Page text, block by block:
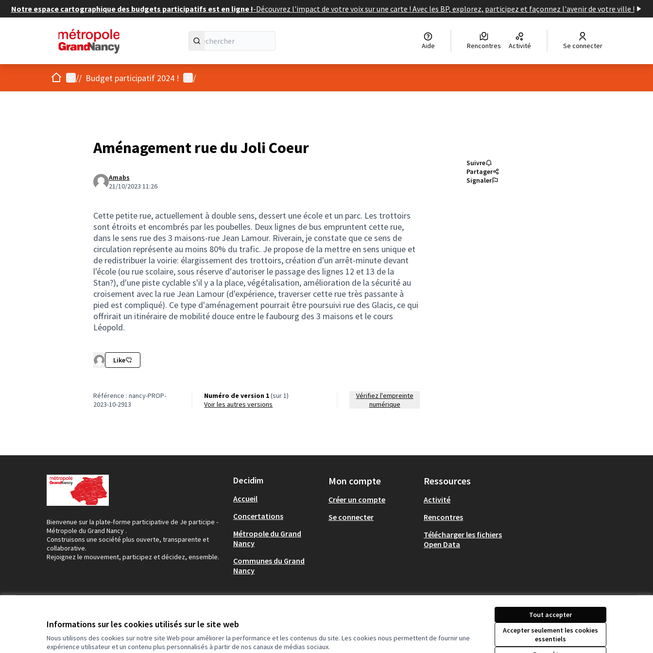
Informations sur les cookies utilisés sur le site web
Nous utilisons des cookies sur notre site Web pour améliorer la performance et les contenus du site. Les cookies nous permettent de fournir une
expérience utilisateur et un contenu plus personnalisés à partir de nos canaux de médias sociaux.
Tout accepter
Accepter seulement les cookies
essentiels
Notre espace cartographique des budgets participatifs est en ligne !-Découvrez l'impact de votre voix sur une carte ! Avec les BP, explorez, participez et façonnez l'avenir de votre ville !
Aide Rencontres Activité Se connecter
AccueilMenu principal
// Budget participatif 2024 ! Menu utilisateur
/
Aménagement rue du Joli Coeur
Amabs
21/10/2023 11:26
Cette petite rue, actuellement à double sens, dessert une école et un parc. Les trottoirs
sont étroits et encombrés par les poubelles. Deux lignes de bus empruntent cette rue,
dans le sens rue des 3 maisons-rue Jean Lamour. Riverain, je constate que ce sens de
circulation représente au moins 80% du trafic. Je propose de la mettre en sens unique et
de redistribuer la voirie: élargissement des trottoirs, création d'un arrêt-minute devant
l'école (ou rue scolaire, sous réserve d'autoriser le passage des lignes 12 et 13 de la
Stan?), d'une piste cyclable s'il y a la place, végétalisation, amélioration de la sécurité au
croisement avec la rue Jean Lamour (d'expérience, traverser cette rue très passante à
pied est compliqué). Ce type d'aménagement pourrait être poursuivi rue des Glacis, ce qui
offrirait un itinéraire de mobilité douce entre le faubourg des 3 maisons et le cours
Léopold.
Like
Suivre
Partager
Signaler
Référence : nancy-PROP-
2023-10-2913
Numéro de version 1(sur 1)
voir les autres versions
Vérifiez l'empreinte
numérique
Bienvenue sur la plate-forme participative de Je participe -
Métropole du Grand Nancy .
Construisons une société plus ouverte, transparente et
collaborative.
Rejoignez le mouvement, participez et décidez, ensemble.
Decidim
Accueil
Concertations
Métropole du Grand
Nancy
Communes du Grand
Nancy
Mon compte
Créer un compte
Se connecter
Ressources
Activité
Rencontres
Télécharger les fichiers
Open Data
Licence Creative
(Lien externe)